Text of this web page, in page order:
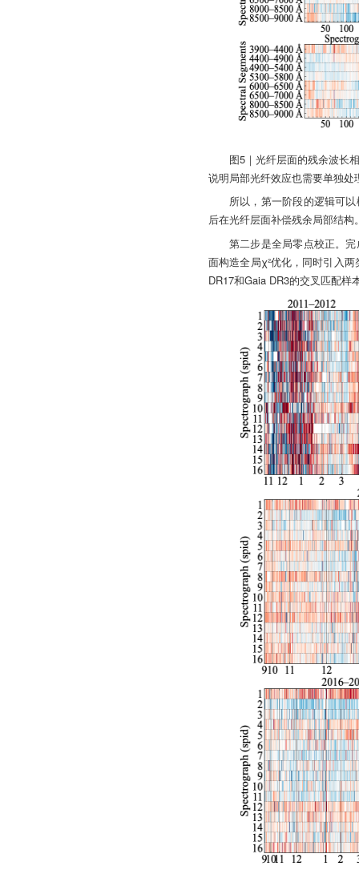
图5｜光纤层面的残余波长
说明局部光纤效应也需要单独处
所以，第一阶段的逻辑可
后在光纤层面补偿残余局部结
第二步是全局零点校正。
面构造全局χ²优化，同时引入
DR17和Gaia DR3的交叉匹配